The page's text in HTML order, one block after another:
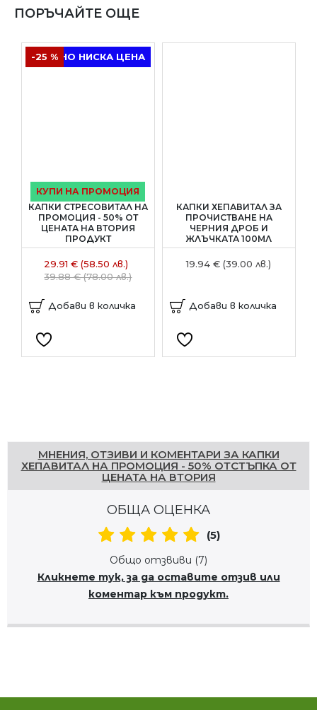
ПОРЪЧАЙТЕ ОЩЕ
ТРАЙНО НИСКА ЦЕНА
КУПИ НА ПРОМОЦИЯ
-25 %
КАПКИ СТРЕСОВИТАЛ НА
ПРОМОЦИЯ - 50% ОТ
ЦЕНАТА НА ВТОРИЯ
ПРОДУКТ
29.91 € (58.50 лв.)
39.88 € (78.00 лв.)
Добави в количка
КАПКИ ХЕПАВИТАЛ ЗА
ПРОЧИСТВАНЕ НА
ЧЕРНИЯ ДРОБ И
ЖЛЪЧКАТА 100МЛ
19.94 € (39.00 лв.)
Добави в количка
МНЕНИЯ, ОТЗИВИ И КОМЕНТАРИ ЗА КАПКИ
ХЕПАВИТАЛ НА ПРОМОЦИЯ - 50% ОТСТЪПКА ОТ
ЦЕНАТА НА ВТОРИЯ
ОБЩА ОЦЕНКА
(5)
Общо отзвиви (7)
Кликнете тук, за да оставите отзив или
коментар към продукт.